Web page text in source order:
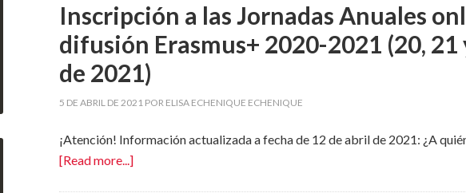
Inscripción a las Jornadas Anuales
difusión Erasmus+ 2020-2021 (20, 21
de 2021)
5 DE ABRIL DE 2021 POR ELISA ECHENIQUE ECHENIQUE
¡Atención! Información actualizada a fecha de 12 de abril de 2021: ¿A
[Read more...]